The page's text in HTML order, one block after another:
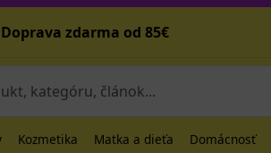
Doprava zdarma od 85€
Kozmetika Matka a dieťa Domácnosť